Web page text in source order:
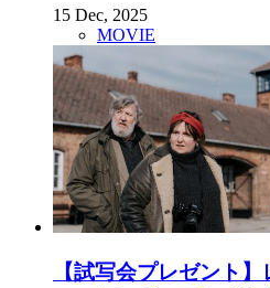
15 Dec, 2025
MOVIE
【試写会プレゼント】